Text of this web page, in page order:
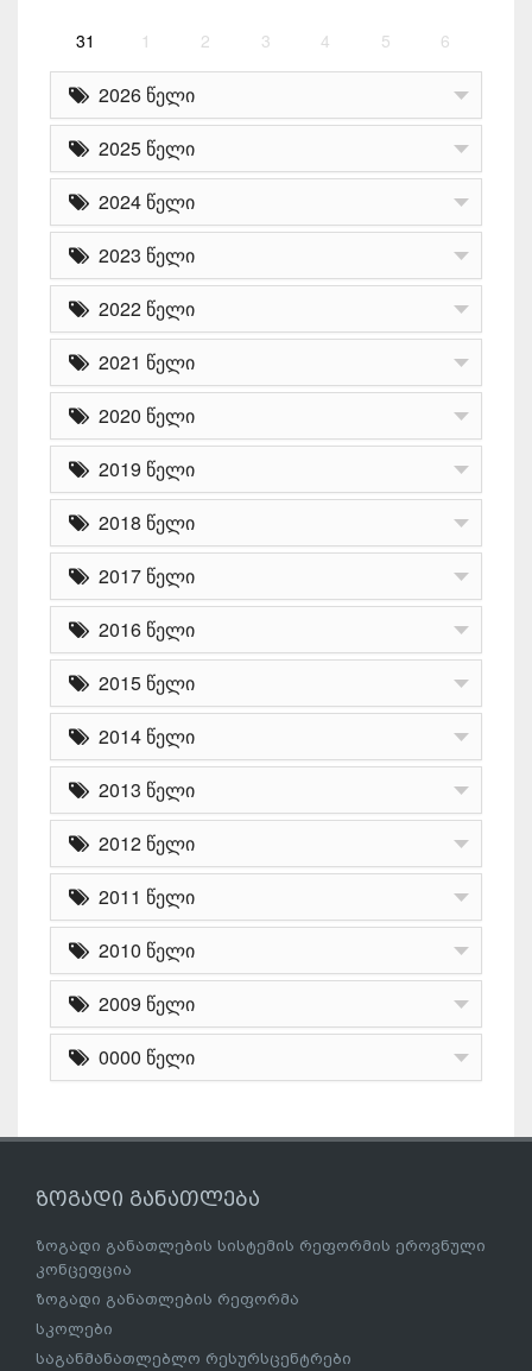
31 1 2 3 4 5 6
2026 წელი
2025 წელი
2024 წელი
2023 წელი
2022 წელი
2021 წელი
2020 წელი
2019 წელი
2018 წელი
2017 წელი
2016 წელი
2015 წელი
2014 წელი
2013 წელი
2012 წელი
2011 წელი
2010 წელი
2009 წელი
0000 წელი
ზოგადი განათლება
ზოგადი განათლების სისტემის რეფორმის ეროვნული
კონცეფცია
ზოგადი განათლების რეფორმა
სკოლები
საგანმანათლებლო რესურსცენტრები